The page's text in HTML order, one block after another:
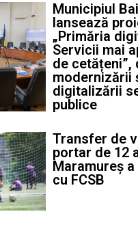
Municipiul
lansează
„Primăria
Servicii mai
de cetățeni”,
modernizării
digitalizării
publice
Transfer de
portar de 12
Maramureș
cu FCSB